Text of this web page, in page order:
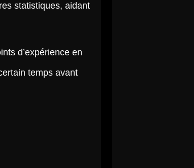
statistiques, aidant
d’expérience en
temps avant